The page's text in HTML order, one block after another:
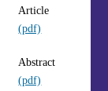
Article
(pdf)
Abstract
(pdf)